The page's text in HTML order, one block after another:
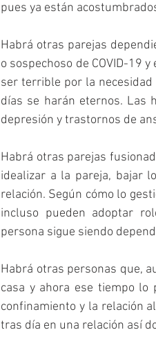
pues ya están
Habrá otras parejas
o sospechoso de COVID-19
ser terrible por la necesidad
días se harán eternos. Las
depresión y trastornos de
Habrá otras parejas
idealizar a la pareja, bajar
relación. Según cómo lo
incluso pueden adoptar
persona sigue siendo
Habrá otras personas que,
casa y ahora ese tiempo lo
confinamiento y la relación
tras día en una relación así